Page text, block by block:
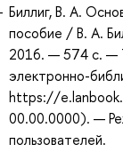
Биллиг, В. А.
пособие / В. А.
2016. — 574 с. —
электронно-
https://
00.00.0000). —
пользователей.